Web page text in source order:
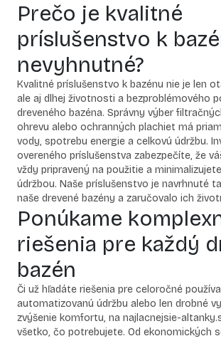
Prečo je kvalitné
príslušenstvo k
nevyhnutné?
Kvalitné príslušenstvo k bazénu nie je len
ale aj dlhej životnosti a bezproblémového
dreveného bazéna. Správny výber
ohrevu alebo ochranných plachiet má
vody, spotrebu energie a celkovú údržbu.
overeného príslušenstva zabezpečíte, že
vždy pripravený na použitie a
údržbou. Naše príslušenstvo je navrhnuté
naše drevené bazény a zaručovalo ich
Ponúkame
riešenia pre každý
bazén
Či už hľadáte riešenia pre celoročné
automatizovanú údržbu alebo len drobné
zvýšenie komfortu, na najlacnejsie-
všetko, čo potrebujete. Od ekonomických